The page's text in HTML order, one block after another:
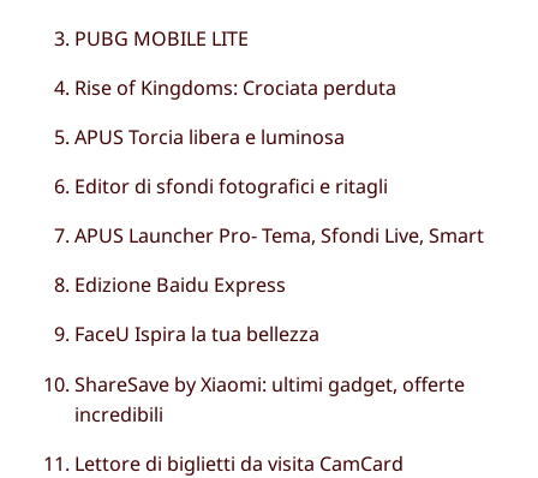
PUBG MOBILE LITE
Rise of Kingdoms: Crociata perduta
APUS Torcia libera e luminosa
Editor di sfondi fotografici e ritagli
APUS Launcher Pro- Tema, Sfondi Live, Smart
Edizione Baidu Express
FaceU Ispira la tua bellezza
ShareSave by Xiaomi: ultimi gadget, offerte
incredibili
Lettore di biglietti da visita CamCard